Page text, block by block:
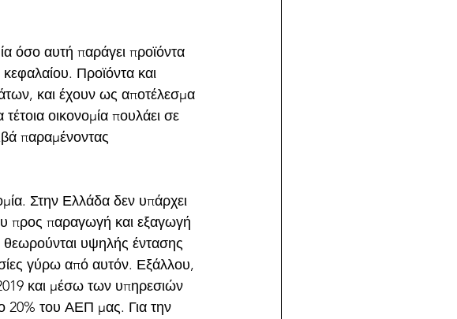
όσο αυτή παράγει προϊόντα
Προϊόντα και
και έχουν ως αποτέλεσμα
οικονομία πουλάει σε
παραμένοντας
Στην Ελλάδα δεν υπάρχει
προς παραγωγή και εξαγωγή
θεωρούνται υψηλής έντασης
γύρω από αυτόν. Εξάλλου,
και μέσω των υπηρεσιών
20% του ΑΕΠ μας. Για την